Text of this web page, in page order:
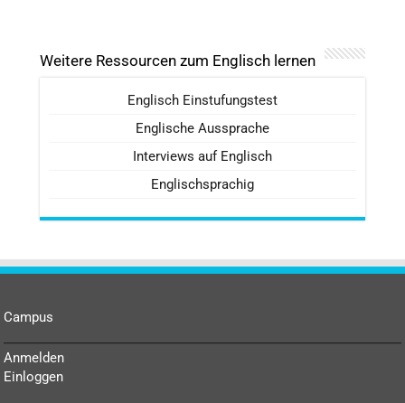
Weitere Ressourcen zum Englisch lernen
Englisch Einstufungstest
Englische Aussprache
Interviews auf Englisch
Englischsprachig
Campus
Anmelden
Einloggen